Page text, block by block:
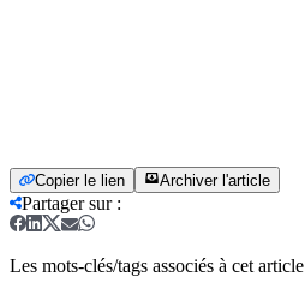
Copier le lien Archiver l'article
Partager sur:
Les mots-clés/tags associés à cet